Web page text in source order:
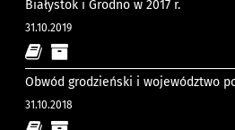
Białystok i Grodno w 2017 r.
31.10.2019
Obwód grodzieński i województwo
31.10.2018